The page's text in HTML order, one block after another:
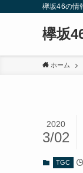
欅坂46の情
欅坂
ホーム
2020
3/02
TGC